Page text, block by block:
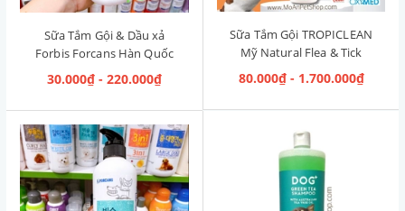
Sữa Tắm Gội & Dầu xả
Forbis Forcans Hàn Quốc
Curly Hair [Lông xoăn]
30.000₫ - 220.000₫
Sữa Tắm Gội TROPICLEAN
Mỹ Natural Flea & Tick
Maximum Strength [Phòng
& Diệt Ve Rận]
80.000₫ - 1.700.000₫